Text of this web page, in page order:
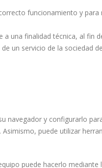
funcionamiento y
una finalidad técnica, al fin
un servicio de la sociedad
navegador y configurarlo
puede utilizar
puede hacerlo